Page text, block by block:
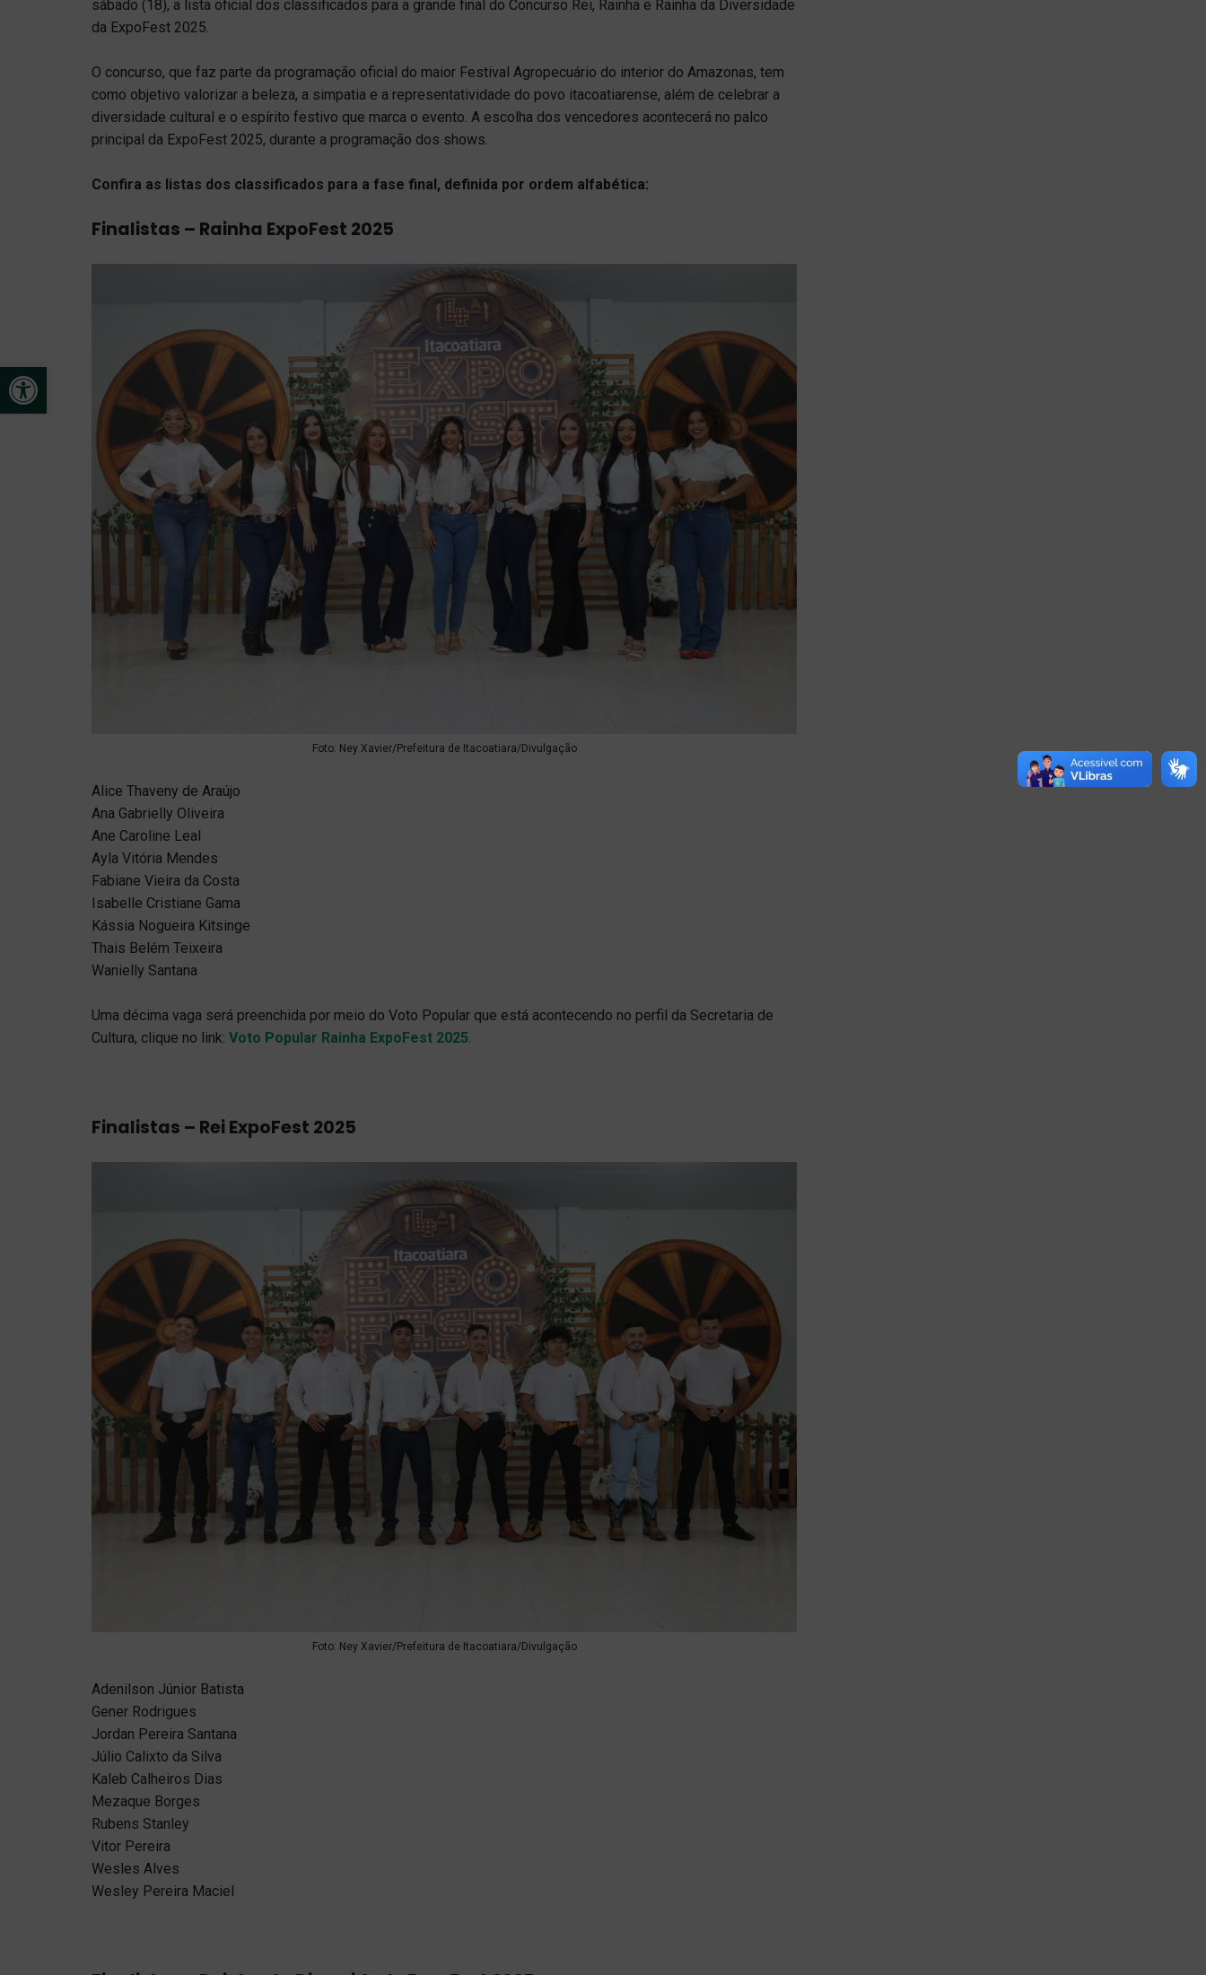
Open toolbar
sábado (18), a lista oficial dos classificados para a grande final do Concurso Rei, Rainha e Rainha da Diversidade
da ExpoFest 2025.
O concurso, que faz parte da programação oficial do maior Festival Agropecuário do interior do Amazonas, tem
como objetivo valorizar a beleza, a simpatia e a representatividade do povo itacoatiarense, além de celebrar a
diversidade cultural e o espírito festivo que marca o evento. A escolha dos vencedores acontecerá no palco
principal da ExpoFest 2025, durante a programação dos shows.
Confira as listas dos classificados para a fase final, definida por ordem alfabética:
Finalistas – Rainha ExpoFest 2025
Foto: Ney Xavier/Prefeitura de Itacoatiara/Divulgação
Alice Thaveny de Araújo
Ana Gabrielly Oliveira
Ane Caroline Leal
Ayla Vitória Mendes
Fabiane Vieira da Costa
Isabelle Cristiane Gama
Kássia Nogueira Kitsinge
Thais Belém Teixeira
Wanielly Santana
Uma décima vaga será preenchida por meio do Voto Popular que está acontecendo no perfil da Secretaria de
Cultura, clique no link: Voto Popular Rainha ExpoFest 2025.
Finalistas – Rei ExpoFest 2025
Foto: Ney Xavier/Prefeitura de Itacoatiara/Divulgação
Adenilson Júnior Batista
Gener Rodrigues
Jordan Pereira Santana
Júlio Calixto da Silva
Kaleb Calheiros Dias
Mezaque Borges
Rubens Stanley
Vitor Pereira
Wesles Alves
Wesley Pereira Maciel